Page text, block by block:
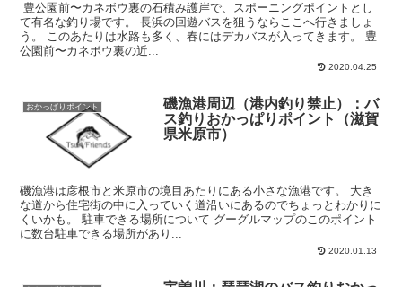
豊公園前〜カネボウ裏の石積み護岸で、スポーニングポイントとし
て有名な釣り場です。 長浜の回遊バスを狙うならここへ行きましょ
う。 このあたりは水路も多く、春にはデカバスが入ってきます。 豊
公園前〜カネボウ裏の近...
2020.04.25
おかっぱりポイント
磯漁港周辺（港内釣り禁止）：バ
ス釣りおかっぱりポイント（滋賀
県米原市）
磯漁港は彦根市と米原市の境目あたりにある小さな漁港です。 大き
な道から住宅街の中に入っていく道沿いにあるのでちょっとわかりに
くいかも。 駐車できる場所について グーグルマップのこのポイント
に数台駐車できる場所があり...
2020.01.13